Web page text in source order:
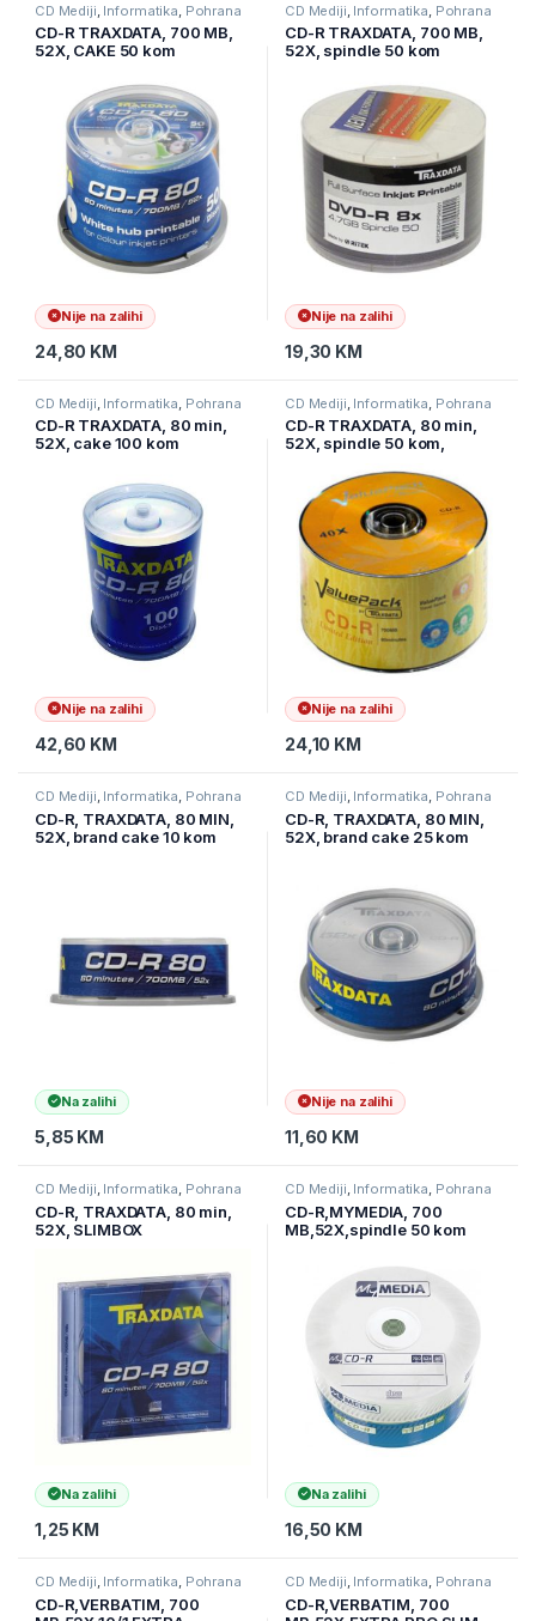
CD Mediji Informatika Pohrana
podataka
CD-R TRAXDATA, 700 MB,
52X, CAKE 50 kom
Nije na zalihi
24,80 KM
CD Mediji Informatika Pohrana
podataka
CD-R TRAXDATA, 700 MB,
52X, spindle 50 kom
Nije na zalihi
19,30 KM
CD Mediji Informatika Pohrana
podataka
CD-R TRAXDATA, 80 min,
52X, cake 100 kom
Nije na zalihi
42,60 KM
CD Mediji Informatika Pohrana
podataka
CD-R TRAXDATA, 80 min,
52X, spindle 50 kom,
Nije na zalihi
24,10 KM
CD Mediji Informatika Pohrana
podataka
CD-R, TRAXDATA, 80 MIN,
52X, brand cake 10 kom
Na zalihi
5,85 KM
CD Mediji Informatika Pohrana
podataka
CD-R, TRAXDATA, 80 MIN,
52X, brand cake 25 kom
Nije na zalihi
11,60 KM
CD Mediji, Informatika, Pohrana
podataka
CD-R, TRAXDATA, 80 min,
52X, SLIMBOX
Na zalihi
1,25 KM
CD Mediji, Informatika, Pohrana
podataka
CD-R,MYMEDIA, 700
MB,52X,spindle 50 kom
Na zalihi
16,50 KM
CD Mediji, Informatika, Pohrana
CD-R,VERBATIM, 700
CD Mediji, Informatika, Pohrana
CD-R,VERBATIM, 700